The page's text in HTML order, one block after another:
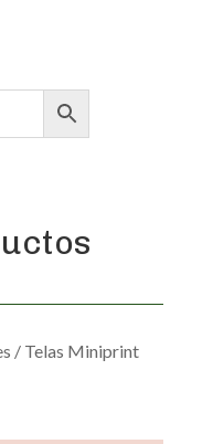
/ Telas Miniprint